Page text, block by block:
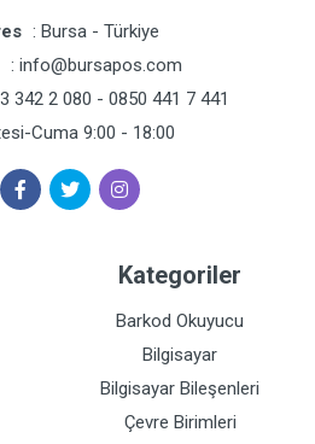
: Bursa - Türkiye
: info@bursapos.com
342 2 080 - 0850 441 7 441
Cuma 9:00 - 18:00
Kategoriler
Barkod Okuyucu
Bilgisayar
Bilgisayar Bileşenleri
Çevre Birimleri